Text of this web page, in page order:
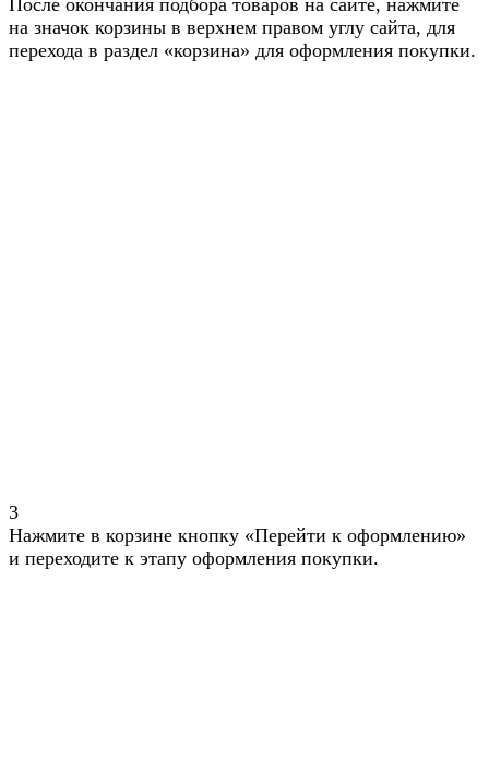
После окончания подбора товаров на сайте, нажмите
на значок корзины в верхнем правом углу сайта, для
перехода в раздел «корзина» для оформления покупки.
3
Нажмите в корзине кнопку «Перейти к оформлению»
и переходите к этапу оформления покупки.